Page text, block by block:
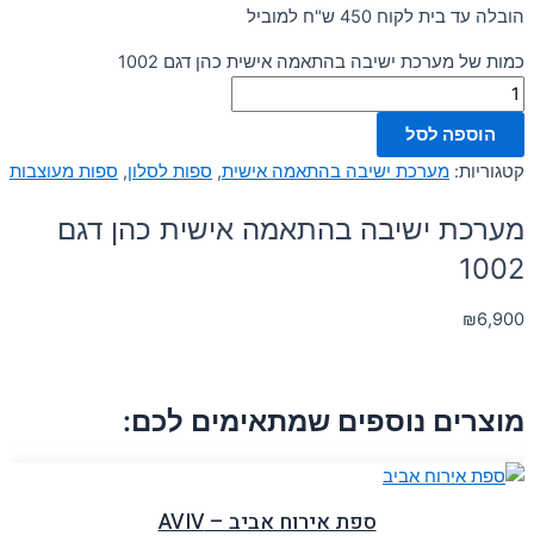
הובלה עד בית לקוח 450 ש"ח למוביל
כמות של מערכת ישיבה בהתאמה אישית כהן דגם 1002
הוספה לסל
קטגוריות: מערכת ישיבה בהתאמה אישית, ספות לסלון, ספות מעוצבות
מערכת ישיבה בהתאמה אישית כהן דגם
1002
₪6,900
מוצרים נוספים שמתאימים לכם:
ספת אירוח אביב – AVIV